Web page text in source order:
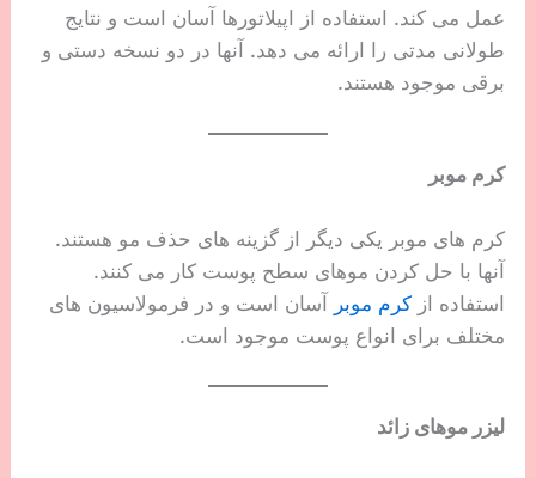
عمل می کند. استفاده از اپیلاتورها آسان است و نتایج
طولانی مدتی را ارائه می دهد. آنها در دو نسخه دستی و
برقی موجود هستند.
کرم موبر
کرم های موبر یکی دیگر از گزینه های حذف مو هستند.
آنها با حل کردن موهای سطح پوست کار می کنند.
استفاده ازکرم موبر آسان است و در فرمولاسیون های
مختلف برای انواع پوست موجود است.
لیزر موهای زائد